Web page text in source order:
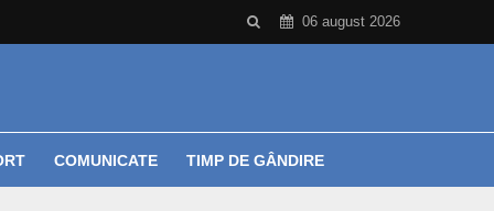
06 august 2026
COMUNICATE TIMP DE GÂNDIRE